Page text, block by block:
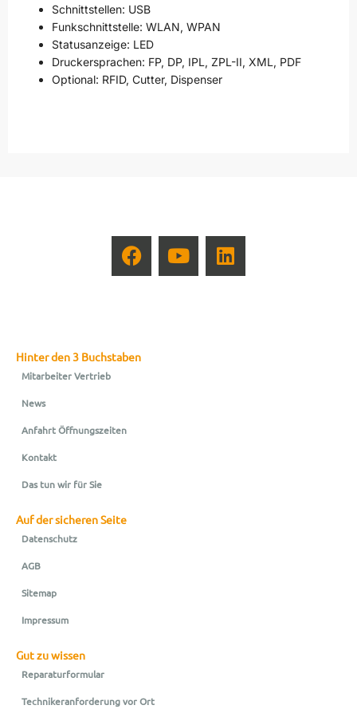
Schnittstellen: USB
Funkschnittstelle: WLAN, WPAN
Statusanzeige: LED
Druckersprachen: FP, DP, IPL, ZPL-II, XML, PDF
Optional: RFID, Cutter, Dispenser
Hinter den 3 Buchstaben
Mitarbeiter Vertrieb
News
Anfahrt Öffnungszeiten
Kontakt
Das tun wir für Sie
Auf der sicheren Seite
Datenschutz
AGB
Sitemap
Impressum
Gut zu wissen
Reparaturformular
Technikeranforderung vor Ort